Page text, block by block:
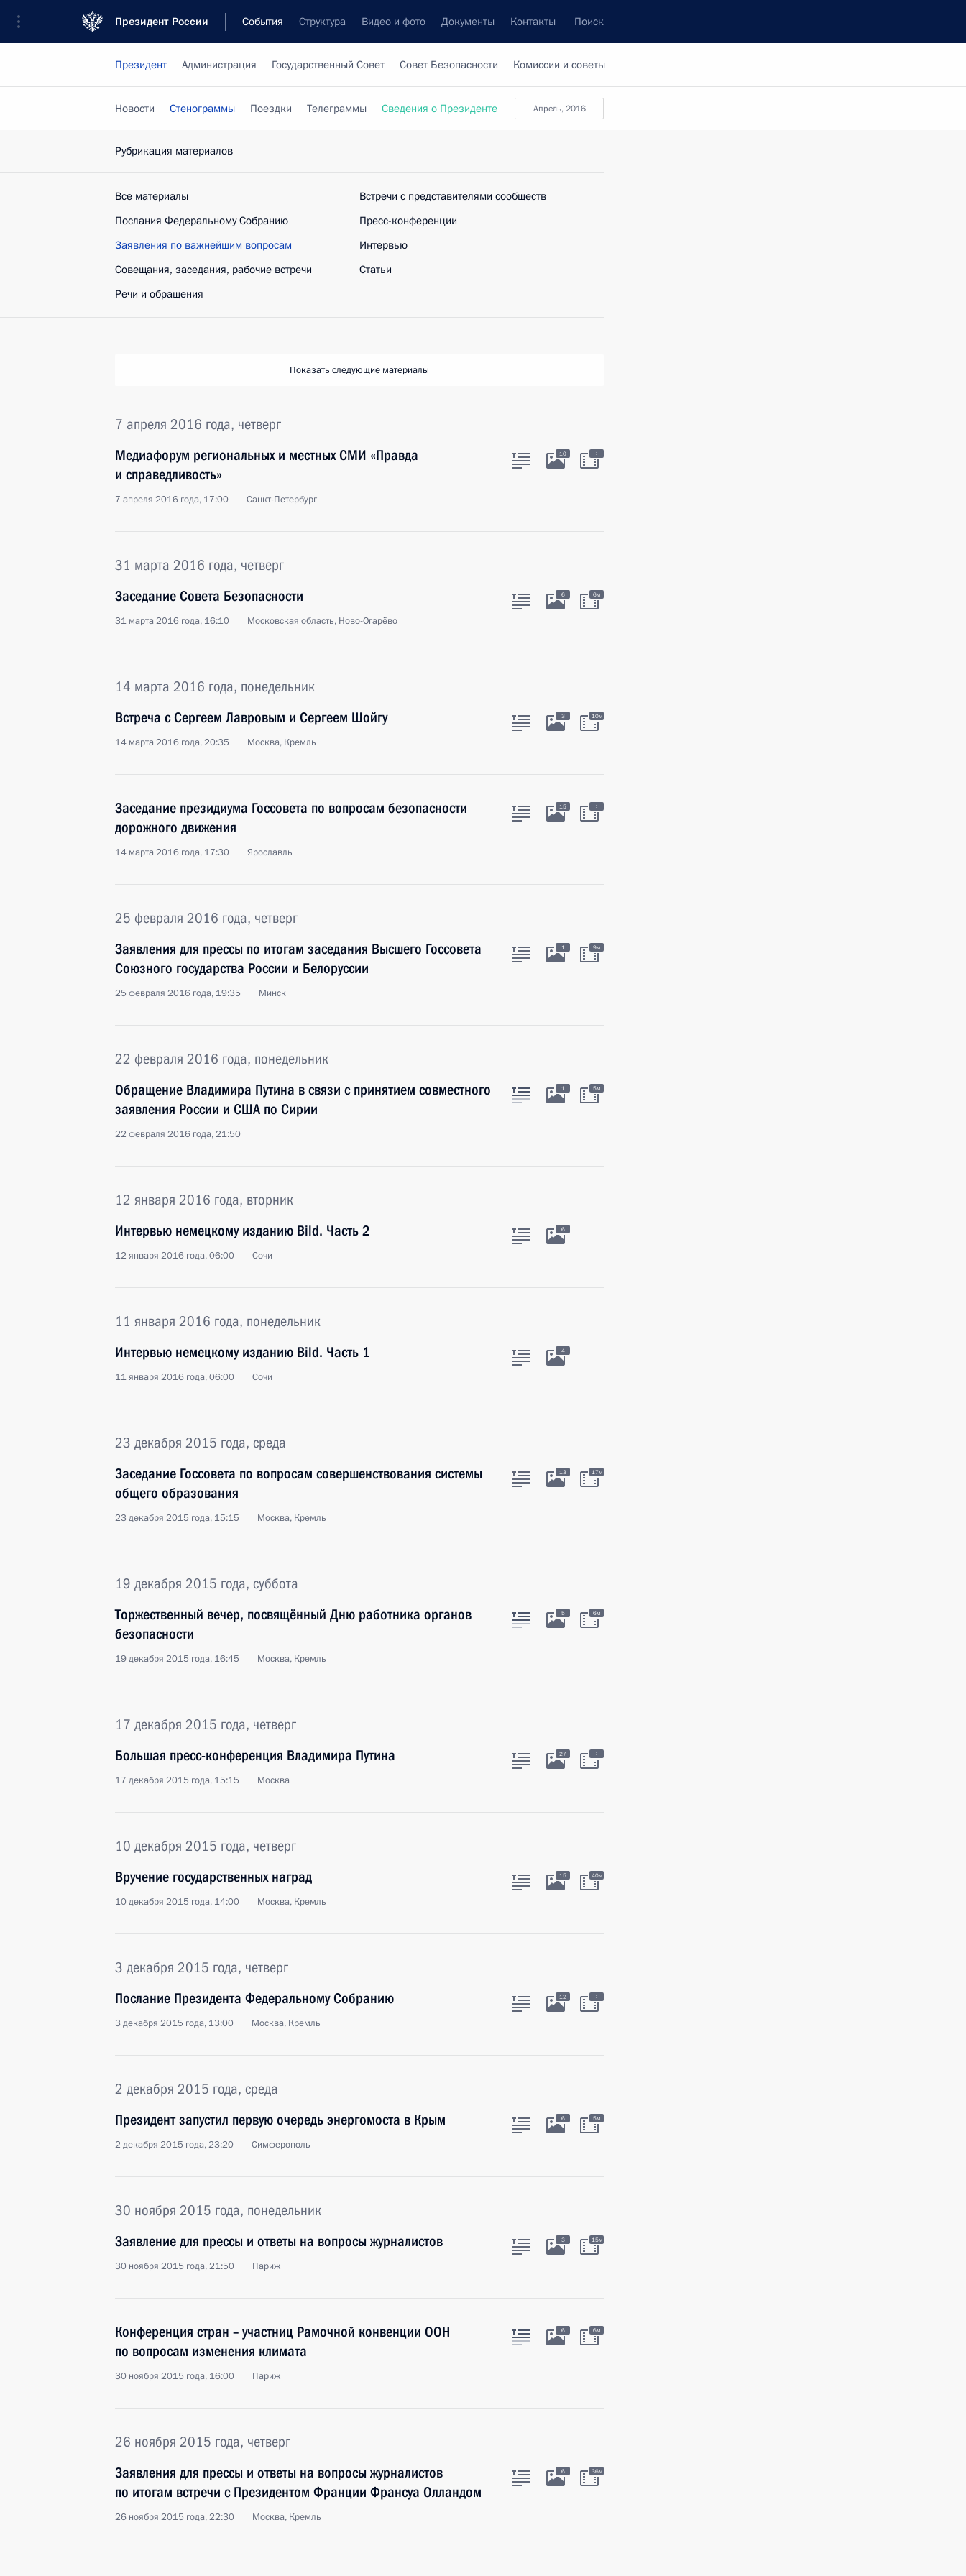
Президент России События Структура Видео и фото Документы Контакты Поиск
Президент Администрация Государственный Совет Совет Безопасности Комиссии и советы
апрель, 2016
Новости Стенограммы Поездки Телеграммы Сведения о Президенте
Рубрикация материалов
Все материалы
Послания Федеральному Собранию
Заявления по важнейшим вопросам
Совещания, заседания, рабочие встречи
Речи и обращения
Встречи с представителями сообществ
Пресс-конференции
Интервью
Статьи
Показать следующие материалы
7 апреля 2016 года, четверг
Медиафорум региональных и местных СМИ «Правда
и справедливость»
7 апреля 2016 года, 17:00 Санкт-Петербург
10 :
31 марта 2016 года, четверг
Заседание Совета Безопасности
31 марта 2016 года, 16:10 Московская область, Ново-Огарёво
6 6м
14 марта 2016 года, понедельник
Встреча с Сергеем Лавровым и Сергеем Шойгу
14 марта 2016 года, 20:35 Москва, Кремль
3 10м
Заседание президиума Госсовета по вопросам безопасности
дорожного движения
14 марта 2016 года, 17:30 Ярославль
15 :
25 февраля 2016 года, четверг
Заявления для прессы по итогам заседания Высшего Госсовета
Союзного государства России и Белоруссии
25 февраля 2016 года, 19:35 Минск
1 9м
22 февраля 2016 года, понедельник
Обращение Владимира Путина в связи с принятием совместного
заявления России и США по Сирии
22 февраля 2016 года, 21:50
1 5м
12 января 2016 года, вторник
Интервью немецкому изданию Bild. Часть 2
12 января 2016 года, 06:00 Сочи
6
11 января 2016 года, понедельник
Интервью немецкому изданию Bild. Часть 1
11 января 2016 года, 06:00 Сочи
4
23 декабря 2015 года, среда
Заседание Госсовета по вопросам совершенствования системы
общего образования
23 декабря 2015 года, 15:15 Москва, Кремль
13 17м
19 декабря 2015 года, суббота
Торжественный вечер, посвящённый Дню работника органов
безопасности
19 декабря 2015 года, 16:45 Москва, Кремль
5 6м
17 декабря 2015 года, четверг
Большая пресс-конференция Владимира Путина
17 декабря 2015 года, 15:15 Москва
27 :
10 декабря 2015 года, четверг
Вручение государственных наград
10 декабря 2015 года, 14:00 Москва, Кремль
15 40м
3 декабря 2015 года, четверг
Послание Президента Федеральному Собранию
3 декабря 2015 года, 13:00 Москва, Кремль
12 :
2 декабря 2015 года, среда
Президент запустил первую очередь энергомоста в Крым
2 декабря 2015 года, 23:20 Симферополь
6 5м
30 ноября 2015 года, понедельник
Заявление для прессы и ответы на вопросы журналистов
30 ноября 2015 года, 21:50 Париж
3 15м
Конференция стран – участниц Рамочной конвенции ООН
по вопросам изменения климата
30 ноября 2015 года, 16:00 Париж
6 6м
26 ноября 2015 года, четверг
Заявления для прессы и ответы на вопросы журналистов
по итогам встречи с Президентом Франции Франсуа Олландом
26 ноября 2015 года, 22:30 Москва, Кремль
6 36м